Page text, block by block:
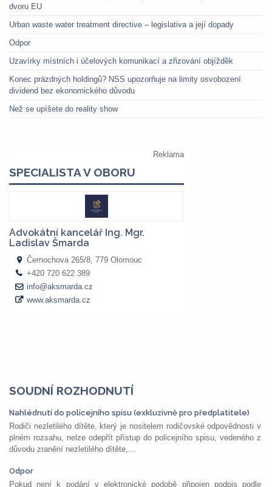
dvoru EU
Urban waste water treatment directive – legislativa a její dopady
Odpor
Uzavírky místních i účelových komunikací a zřizování objížděk
Konec prázdných holdingů? NSS upozorňuje na limity osvobození
dividend bez ekonomického důvodu
Než se upíšete do reality show
SOUDNÍ ROZHODNUTÍ
Nahlédnutí do policejního spisu (exkluzivně pro předplatitele)
Rodiči nezletilého dítěte, který je nositelem rodičovské odpovědnosti v
plném rozsahu, nelze odepřít přístup do policejního spisu, vedeného z
důvodu zranění nezletilého dítěte,...
Odpor
Pokud není k podání v elektronické podobě připojen podpis podle